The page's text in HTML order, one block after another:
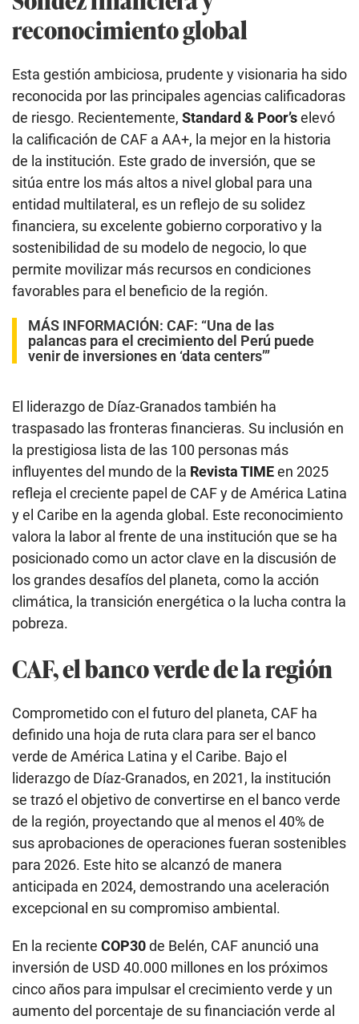
reconocimiento global
Esta gestión ambiciosa, prudente y visionaria ha sido
reconocida por las principales agencias calificadoras
de riesgo. Recientemente, Standard & Poor’selevó
la calificación de CAF a AA+, la mejor en la historia
de la institución. Este grado de inversión, que se
sitúa entre los más altos a nivel global para una
entidad multilateral, es un reflejo de su solidez
financiera, su excelente gobierno corporativo y la
sostenibilidad de su modelo de negocio, lo que
permite movilizar más recursos en condiciones
favorables para el beneficio de la región.
MÁS INFORMACIÓN: CAF: “Una de las
palancas para el crecimiento del Perú puede
venir de inversiones en ‘data centers’”
El liderazgo de Díaz-Granados también ha
traspasado las fronteras financieras. Su inclusión en
la prestigiosa lista de las 100 personas más
influyentes del mundo de la Revista TIMEen 2025
refleja el creciente papel de CAF y de América Latina
y el Caribe en la agenda global. Este reconocimiento
valora la labor al frente de una institución que se ha
posicionado como un actor clave en la discusión de
los grandes desafíos del planeta, como la acción
climática, la transición energética o la lucha contra la
pobreza.
CAF, el banco verde de la región
Comprometido con el futuro del planeta, CAF ha
definido una hoja de ruta clara para ser el banco
verde de América Latina y el Caribe. Bajo el
liderazgo de Díaz-Granados, en 2021, la institución
se trazó el objetivo de convertirse en el banco verde
de la región, proyectando que al menos el 40% de
sus aprobaciones de operaciones fueran sostenibles
para 2026. Este hito se alcanzó de manera
anticipada en 2024, demostrando una aceleración
excepcional en su compromiso ambiental.
En la reciente COP30de Belén, CAF anunció una
inversión de USD 40.000 millones en los próximos
cinco años para impulsar el crecimiento verde y un
aumento del porcentaje de su financiación verde al